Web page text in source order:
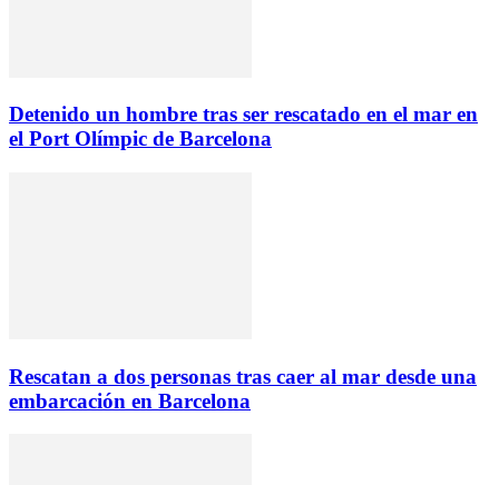
Detenido un hombre tras ser rescatado en el mar en
el Port Olímpic de Barcelona
Rescatan a dos personas tras caer al mar desde una
embarcación en Barcelona